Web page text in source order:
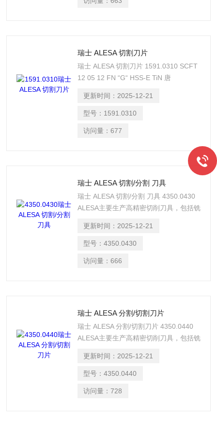
瑞士 ALESA 切割刀片
瑞士 ALESA 切割刀片 1591.0310 SCFT
12 05 12 FN “G“ HSS-E TiN 唐
更新时间： 2025-12-21
型号： 1591.0310
访问量：677
瑞士 ALESA 切割/分割 刀具
瑞士 ALESA 切割/分割 刀具 4350.0430
ALESA主要生产高精密切削刀具，包括铣
锯片、面铣刀具、套式立铣刀和圆盘刀
等‌‌。 唐 I582I984229
更新时间： 2025-12-21
型号：4350.0430
访问量：666
瑞士 ALESA 分割/切割刀片
瑞士 ALESA 分割/切割刀片 4350.0440
ALESA主要生产高精密切削刀具，包括铣
锯片、面铣刀具、套式立铣刀和圆盘刀等‌‌
唐 I582I984229
更新时间： 2025-12-21
型号：4350.0440
访问量：728